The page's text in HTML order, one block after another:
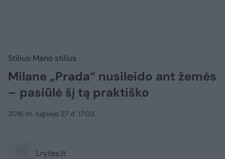
Stilius Mano stilius
Milane „Prada“ nusileido ant žemės
– pasiūlė šį tą praktiško
2016 m. rugsėjo 27 d. 17:03
Lrytas.lt